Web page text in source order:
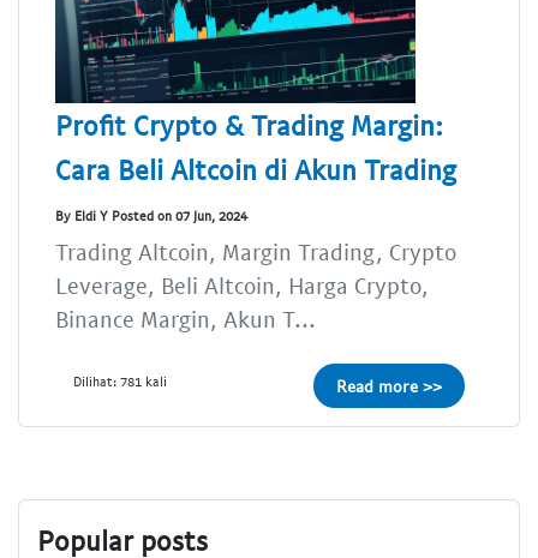
Profit Crypto & Trading Margin:
Cara Beli Altcoin di Akun Trading
By Eldi Y Posted on 07 Jun, 2024
Trading Altcoin, Margin Trading, Crypto
Leverage, Beli Altcoin, Harga Crypto,
Binance Margin, Akun T...
Dilihat: 781 kali Read more >>
Popular posts